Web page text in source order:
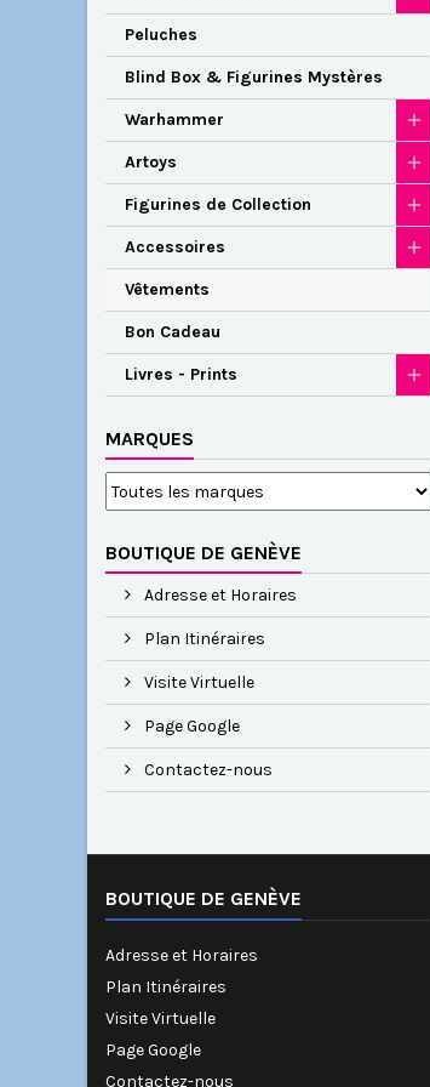
Peluches
Blind Box & Figurines Mystères
Warhammer
Artoys
Figurines de Collection
Accessoires
Vêtements
Bon Cadeau
Livres - Prints
MARQUES
BOUTIQUE DE GENÈVE
Adresse et Horaires
Plan Itinéraires
Visite Virtuelle
Page Google
Contactez-nous
BOUTIQUE DE GENÈVE
Adresse et Horaires
Plan Itinéraires
Visite Virtuelle
Page Google
Contactez-nous